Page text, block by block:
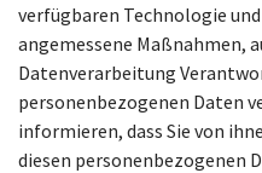
verfügbaren Technologie
angemessene Maßnahmen,
Datenverarbeitung
personenbezogenen Daten
informieren, dass Sie von
diesen personenbezogenen